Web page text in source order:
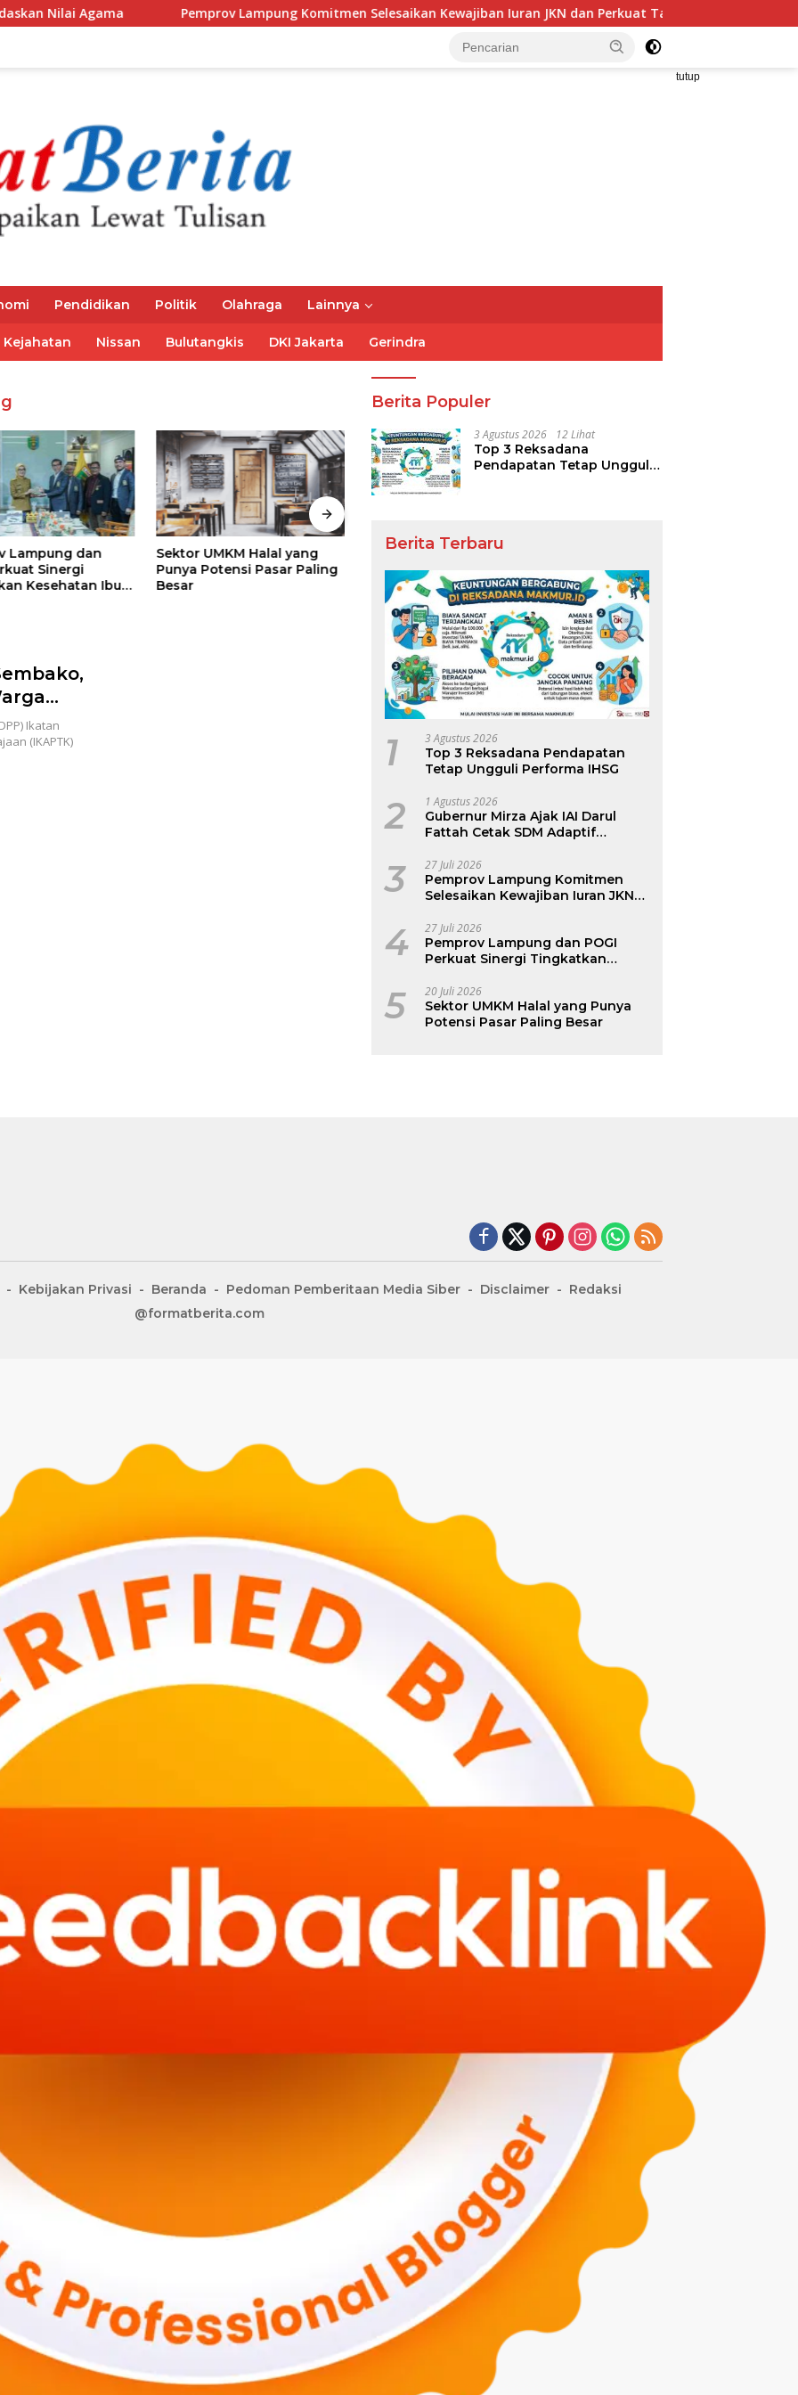
Pemprov Lampung Komitmen Selesaikan Kewajiban Iuran JKN dan Perkuat Tata Kelola Kepesertaan BPJS
tutup
Pendidikan Politik Olahraga Lainnya
Kejahatan Nissan Bulutangkis DKI Jakarta Gerindra
Lampung dan
Sinergi
Kesehatan Ibu
Sektor UMKM Halal yang
Punya Potensi Pasar Paling
Besar
Tour Korea Selatan untuk
Keluarga: Liburan Santai
yang Nyaman dan Berkesan
Publik Diiringi Tuntutan
Transparansi Lembaga
Kemanusiaan
Ikatan
(IKAPTK)
Berita Populer
3 Agustus 2026 12 Lihat
Top 3 Reksadana
Pendapatan Tetap Ungguli
Berita Terbaru
1 3 Agustus 2026
Top 3 Reksadana Pendapatan
Tetap Ungguli Performa IHSG
2 1 Agustus 2026
Gubernur Mirza Ajak IAI Darul
Fattah Cetak SDM Adaptif
3 27 Juli 2026
Pemprov Lampung Komitmen
Selesaikan Kewajiban Iuran JKN
Kepesertaan BPJS Kesehatan
4 27 Juli 2026
Pemprov Lampung dan POGI
Perkuat Sinergi Tingkatkan
5 20 Juli 2026
Sektor UMKM Halal yang Punya
Potensi Pasar Paling Besar
Kebijakan Privasi Beranda Pedoman Pemberitaan Media Siber Disclaimer
Redaksi
@formatberita.com